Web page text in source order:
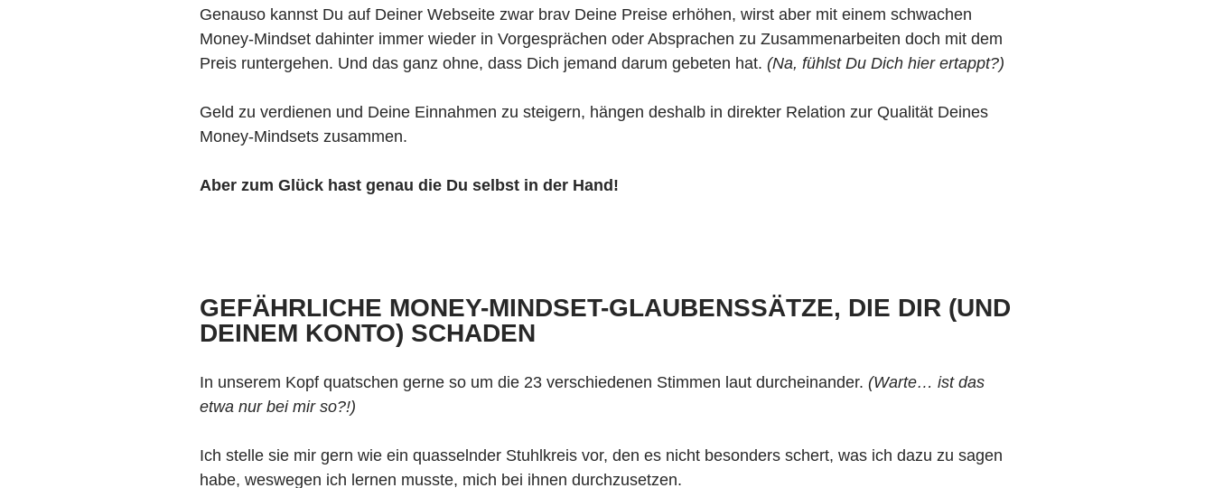
Genauso kannst Du auf Deiner Webseite zwar brav Deine Preise erhöhen, wirst aber mit einem schwachen
Money-Mindset dahinter immer wieder in Vorgesprächen oder Absprachen zu Zusammenarbeiten doch mit dem
Preis runtergehen. Und das ganz ohne, dass Dich jemand darum gebeten hat. (Na, fühlst Du Dich hier ertappt?)
Geld zu verdienen und Deine Einnahmen zu steigern, hängen deshalb in direkter Relation zur Qualität Deines
Money-Mindsets zusammen.
Aber zum Glück hast genau die Du selbst in der Hand!
GEFÄHRLICHE MONEY-MINDSET-GLAUBENSSÄTZE, DIE DIR (UND
DEINEM KONTO) SCHADEN
In unserem Kopf quatschen gerne so um die 23 verschiedenen Stimmen laut durcheinander. (Warte… ist das
etwa nur bei mir so?!)
Ich stelle sie mir gern wie ein quasselnder Stuhlkreis vor, den es nicht besonders schert, was ich dazu zu sagen
habe, weswegen ich lernen musste, mich bei ihnen durchzusetzen.